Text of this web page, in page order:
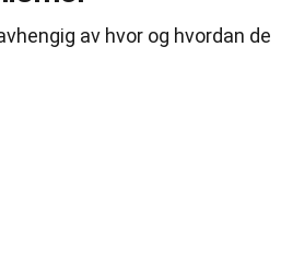
av hvor og hvordan de